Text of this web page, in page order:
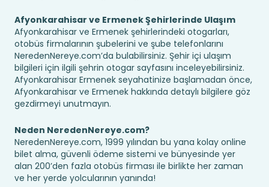
Afyonkarahisar ve Ermenek Şehirlerinde Ulaşım
Afyonkarahisar ve Ermenek şehirlerindeki otogarları,
otobüs firmalarının şubelerini ve şube telefonlarını
NeredenNereye.com’da bulabilirsiniz. Şehir içi ulaşım
bilgileri için ilgili şehrin otogar sayfasını inceleyebilirsiniz.
Afyonkarahisar Ermenek seyahatinize başlamadan önce,
Afyonkarahisar ve Ermenek hakkında detaylı bilgilere göz
gezdirmeyi unutmayın.
Neden NeredenNereye.com?
NeredenNereye.com, 1999 yılından bu yana kolay online
bilet alma, güvenli ödeme sistemi ve bünyesinde yer
alan 200’den fazla otobüs firması ile birlikte her zaman
ve her yerde yolcularının yanında!